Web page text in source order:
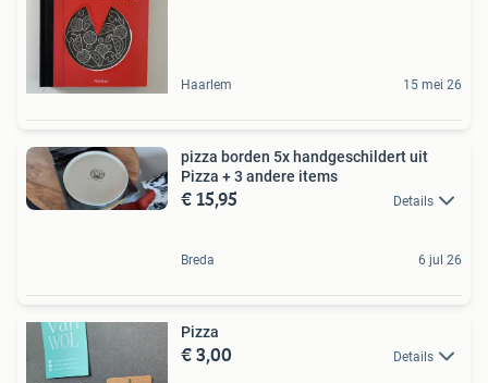
Haarlem 15 mei 26
pizza borden 5x handgeschildert uit
Pizza + 3 andere items
€ 15,95 Details
Breda 6 jul 26
Pizza
€ 3,00 Details